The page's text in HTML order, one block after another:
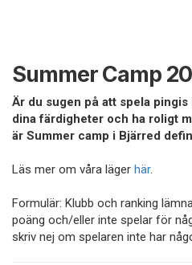
Summer Camp
Är du sugen på att spela
dina färdigheter och ha roligt
är Summer camp i Bjärred
Läs mer om våra läger här.
Formulär: Klubb och ranking
poäng och/eller inte spelar för
skriv nej om spelaren inte har